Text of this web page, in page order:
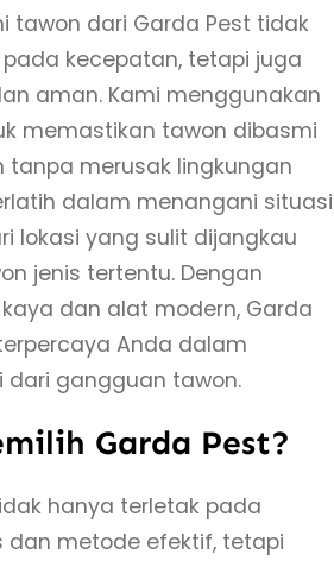
tawon dari Garda Pest tidak
kecepatan, tetapi juga
aman. Kami menggunakan
memastikan tawon dibasmi
tanpa merusak lingkungan
dalam menangani situasi
lokasi yang sulit dijangkau
jenis tertentu. Dengan
dan alat modern, Garda
Anda dalam
dari gangguan tawon.
Garda Pest?
hanya terletak pada
dan metode efektif, tetapi